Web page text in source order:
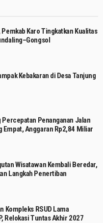
Karo Tingkatkan Kualitas
Kebakaran di Desa Tanjung
Percepatan Penanganan Jalan
Empat, Anggaran Rp2,84 Miliar
Wisatawan Kembali Beredar,
Langkah Penertiban
Kompleks RSUD Lama
Relokasi Tuntas Akhir 2027